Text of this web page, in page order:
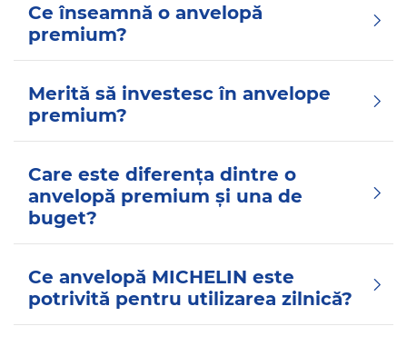
Ce înseamnă o anvelopă
premium?
Merită să investesc în anvelope
premium?
Care este diferența dintre o
anvelopă premium și una de
buget?
Ce anvelopă MICHELIN este
potrivită pentru utilizarea zilnică?